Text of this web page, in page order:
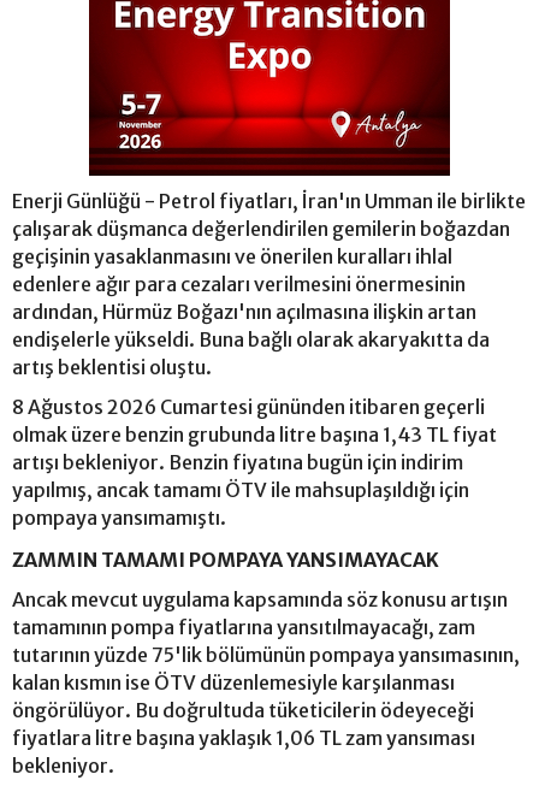
Enerji Günlüğü - Petrol fiyatları, İran'ın Umman ile birlikte
çalışarak düşmanca değerlendirilen gemilerin boğazdan
geçişinin yasaklanmasını ve önerilen kuralları ihlal
edenlere ağır para cezaları verilmesini önermesinin
ardından, Hürmüz Boğazı'nın açılmasına ilişkin artan
endişelerle yükseldi. Buna bağlı olarak akaryakıtta da
artış beklentisi oluştu.
8 Ağustos 2026 Cumartesi gününden itibaren geçerli
olmak üzere benzin grubunda litre başına 1,43 TL fiyat
artışı bekleniyor. Benzin fiyatına bugün için indirim
yapılmış, ancak tamamı ÖTV ile mahsuplaşıldığı için
pompaya yansımamıştı.
ZAMMIN TAMAMI POMPAYA YANSIMAYACAK
Ancak mevcut uygulama kapsamında söz konusu artışın
tamamının pompa fiyatlarına yansıtılmayacağı, zam
tutarının yüzde 75'lik bölümünün pompaya yansımasının,
kalan kısmın ise ÖTV düzenlemesiyle karşılanması
öngörülüyor. Bu doğrultuda tüketicilerin ödeyeceği
fiyatlara litre başına yaklaşık 1,06 TL zam yansıması
bekleniyor.